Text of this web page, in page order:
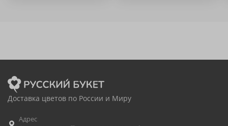
Доставка цветов по России и Миру
Адрес